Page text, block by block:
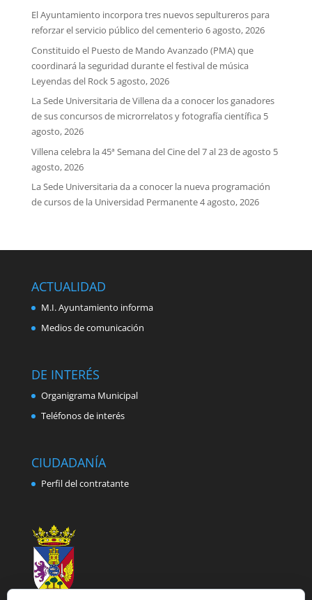
El Ayuntamiento incorpora tres nuevos sepultureros para
reforzar el servicio público del cementerio 6 agosto, 2026
Constituido el Puesto de Mando Avanzado (PMA) que
coordinará la seguridad durante el festival de música
Leyendas del Rock 5 agosto, 2026
La Sede Universitaria de Villena da a conocer los ganadores
de sus concursos de microrrelatos y fotografía científica 5
agosto, 2026
Villena celebra la 45ª Semana del Cine del 7 al 23 de agosto 5
agosto, 2026
La Sede Universitaria da a conocer la nueva programación
de cursos de la Universidad Permanente4 agosto, 2026
ACTUALIDAD
M.I. Ayuntamiento informa
Medios de comunicación
DE INTERÉS
Organigrama Municipal
Teléfonos de interés
CIUDADANÍA
Perfil del contratante